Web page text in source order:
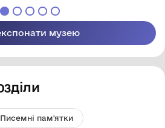
музею
Писемні пам'ятки